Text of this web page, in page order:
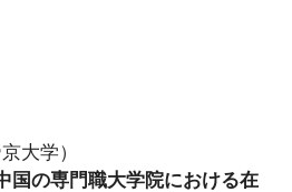
大学）
国の専門職大学院における在